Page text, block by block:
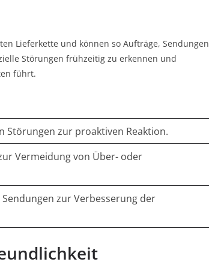
Lieferkette und können so Aufträge, Sendungen
Störungen frühzeitig zu erkennen und
führt.
Störungen zur proaktiven Reaktion.
Vermeidung von Über- oder
zur Verbesserung der